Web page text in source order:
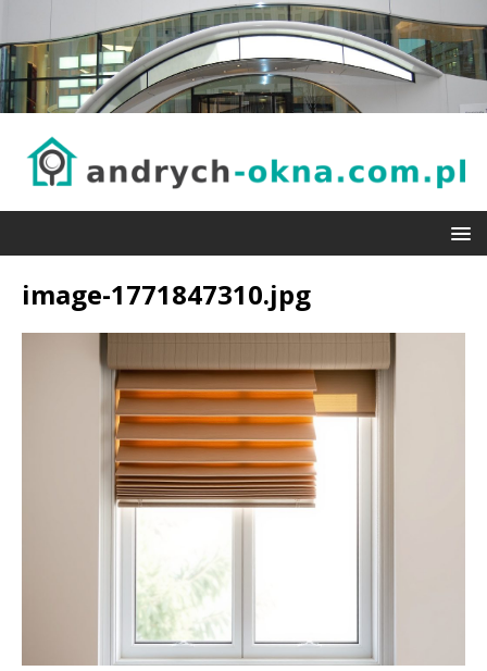
image-1771847310.jpg